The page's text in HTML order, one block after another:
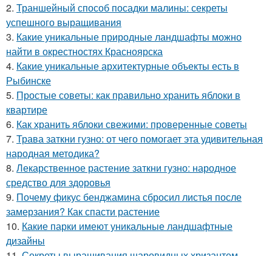
2. Траншейный способ посадки малины: секреты
успешного выращивания
3. Какие уникальные природные ландшафты можно
найти в окрестностях Красноярска
4. Какие уникальные архитектурные объекты есть в
Рыбинске
5. Простые советы: как правильно хранить яблоки в
квартире
6. Как хранить яблоки свежими: проверенные советы
7. Трава заткни гузно: от чего помогает эта удивительная
народная методика?
8. Лекарственное растение заткни гузно: народное
средство для здоровья
9. Почему фикус бенджамина сбросил листья после
замерзания? Как спасти растение
10. Какие парки имеют уникальные ландшафтные
дизайны